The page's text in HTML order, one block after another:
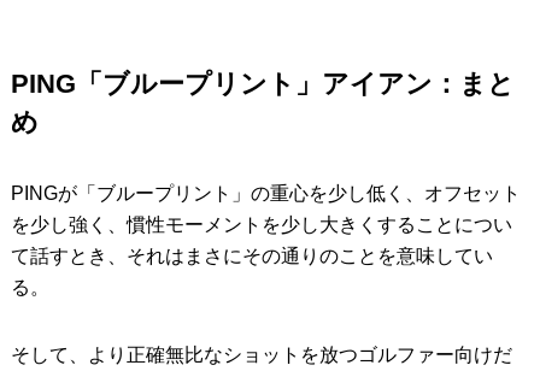
PING「ブループリント」アイアン：まと
め
PINGが「ブループリント」の重心を少し低く、オフセット
を少し強く、慣性モーメントを少し大きくすることについ
て話すとき、それはまさにその通りのことを意味してい
る。
そして、より正確無比なショットを放つゴルファー向けだ